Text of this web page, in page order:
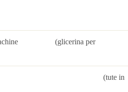
trowels
machine (glicerina per
(tute in